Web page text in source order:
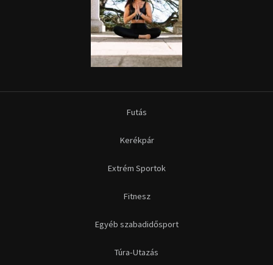
Futás
Kerékpár
Extrém Sportok
Fitnesz
Egyéb szabadidősport
Túra-Utazás